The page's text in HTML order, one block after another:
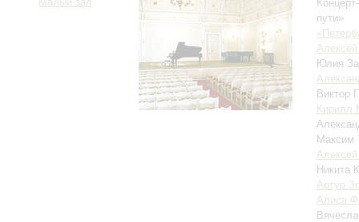
Малый зал
пути»
Юлия
Виктор
Кирилл
Максим
Алексей
Никита
Артур
Алиса